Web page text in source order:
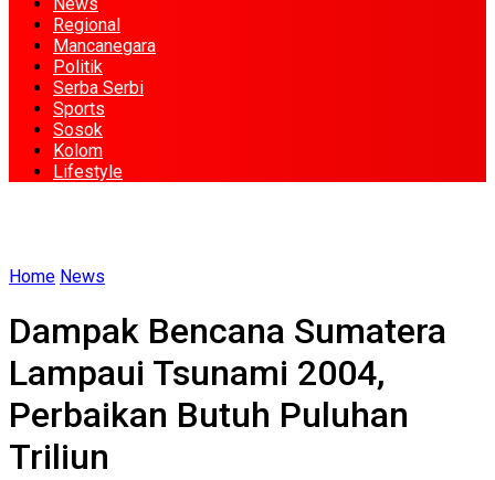
Regional
Mancanegara
Politik
Serba Serbi
Sports
Sosok
Kolom
Lifestyle
Home News
Dampak Bencana Sumatera
Lampaui Tsunami 2004,
Perbaikan Butuh Puluhan
Triliun